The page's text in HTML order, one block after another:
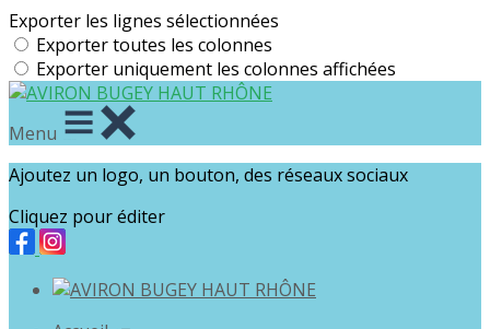
Exporter les lignes sélectionnées
Exporter toutes les colonnes
Exporter uniquement les colonnes affichées
Menu
Ajoutez un logo, un bouton, des réseaux sociaux
Cliquez pour éditer